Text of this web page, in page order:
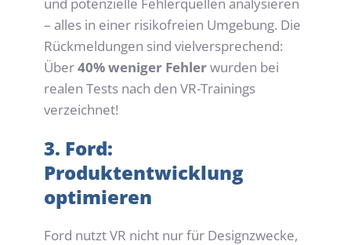
– alles in einer risikofreien Umgebung. Die
Rückmeldungen sind vielversprechend:
Über 40% weniger Fehler wurden bei
realen Tests nach den VR-Trainings
verzeichnet!
3. Ford:
Produktentwicklung
optimieren
Ford nutzt VR nicht nur für Designzwecke,